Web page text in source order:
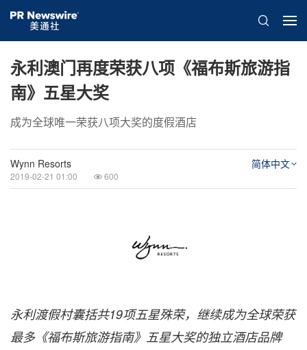
永利澳门再度荣获八项《福布斯旅游指
南》五星大奖
成为全球唯一荣获八项大奖的度假酒店
Wynn Resorts
2019-02-21 01:00 600
简体中文
永利渡假村囊括共19项五星殊荣，继续成为全球荣获
最多《福布斯旅游指南》五星大奖的独立酒店品牌